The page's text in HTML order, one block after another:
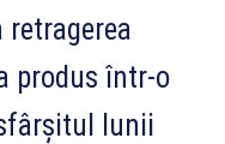
retragerea
produs într-o
lunii